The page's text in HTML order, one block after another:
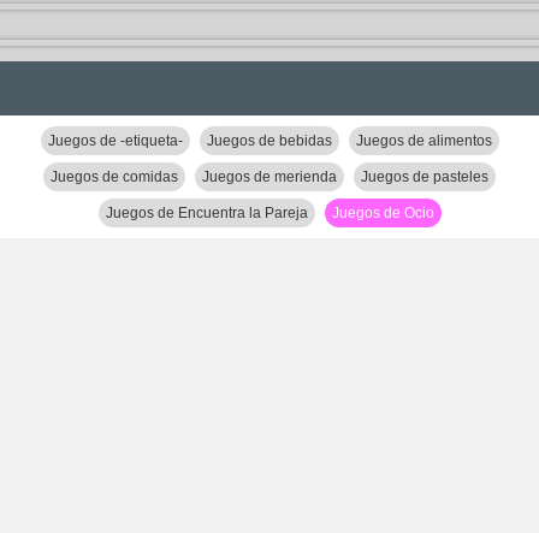
Juegos de -etiqueta- Juegos de bebidas Juegos de alimentos
Juegos de comidas Juegos de merienda Juegos de pasteles
Juegos de Encuentra la Pareja Juegos de Ocio